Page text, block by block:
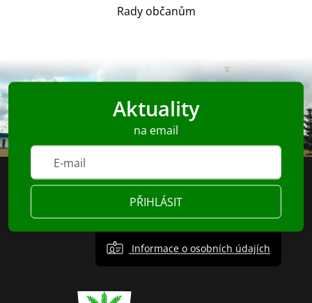
Uherský Brod
Aktuality
na email
PŘIHLÁSIT
Informace o osobních údajích